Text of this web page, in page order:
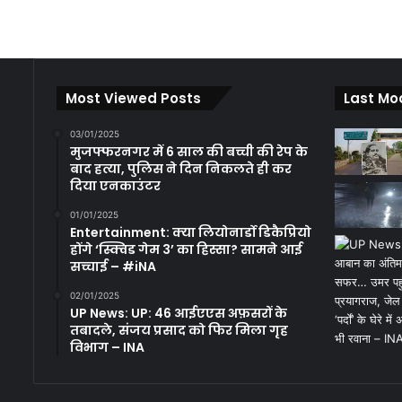
Most Viewed Posts
03/01/2025
मुजफ्फरनगर में 6 साल की बच्ची की रेप के
बाद हत्या, पुलिस ने दिन निकलते ही कर
दिया एनकाउंटर
01/01/2025
Entertainment: क्या लियोनार्डो डिकैप्रियो
होंगे ‘स्क्विड गेम 3’ का हिस्सा? सामने आई
सच्चाई – #iNA
02/01/2025
UP News: UP: 46 आईएएस अफ़सरों के
तबादले, संजय प्रसाद को फिर मिला गृह
विभाग – INA
Last